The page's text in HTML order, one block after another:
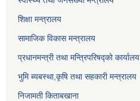
शिक्षा मन्त्रालय
सामाजिक विकास मन्त्रालय
प्रधानमन्त्री तथा मन्त्रिपरिषद्को कार्यालय
भुमि ब्यबस्था,कृषि तथा सहकारी मन्त्रालय
निजामती किताबखाना